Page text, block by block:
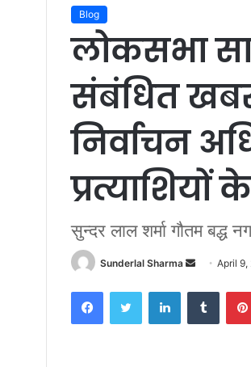
Blog
लोकसभा
संबंधित
निर्वाचन
सुन्दर लाल शर्मा गौतम बद्ध
Sunderlal Sharma
Send
email
April 9,
FacebookTwitter LinkedIn